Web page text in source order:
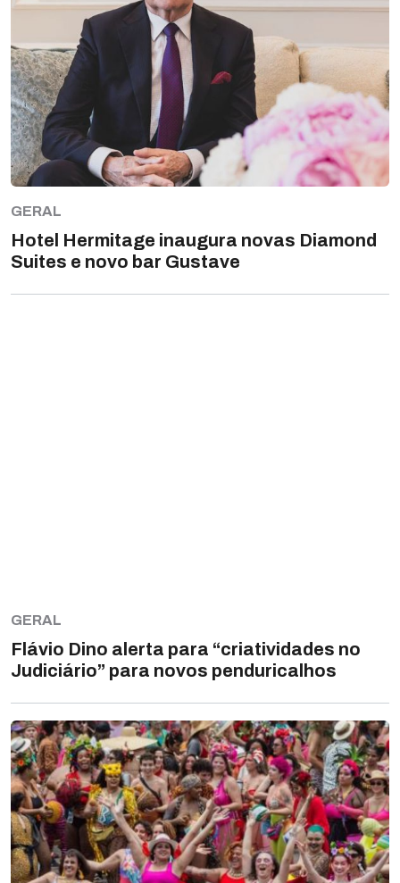
GERAL
Hotel Hermitage inaugura novas Diamond
Suites e novo bar Gustave
GERAL
Flávio Dino alerta para “criatividades no
Judiciário” para novos penduricalhos